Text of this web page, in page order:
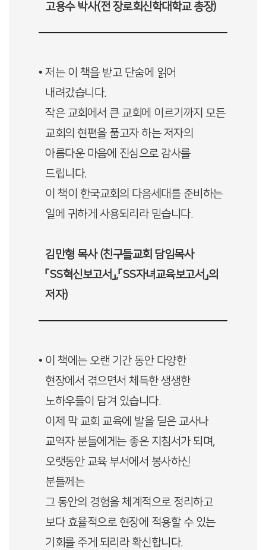
고용수 박사(전 장로회신학대학교 총장)
• 저는 이 책을 받고 단숨에 읽어
내려갔습니다.
작은 교회에서 큰 교회에 이르기까지 모든
교회의 현편을 품고자 하는 저자의
아름다운 마음에 진심으로 감사를
드립니다.
이 책이 한국교회의 다음세대를 준비하는
일에 귀하게 사용되리라 믿습니다.
김만형 목사 (친구들교회 담임목사
「SS혁신보고서」,「SS자녀교육보고서」의
저자)
• 이 책에는 오랜 기간 동안 다양한
현장에서 겪으면서 체득한 생생한
노하우들이 담겨 있습니다.
이제 막 교회 교육에 발을 딛은 교사나
교역자 분들에게는 좋은 지침서가 되며,
오랫동안 교육 부서에서 봉사하신
분들께는
그 동안의 경험을 체계적으로 정리하고
보다 효율적으로 현장에 적용할 수 있는
기회를 주게 되리라 확신합니다.